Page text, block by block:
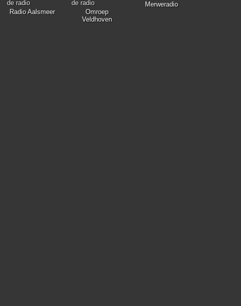
Radio Aalsmeer
Omroep
Veldhoven
Merweradio